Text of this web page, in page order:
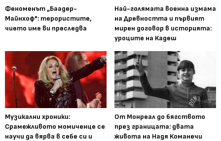
Феноменът „Баадер-
Майнхоф": терористите,
чието име ви преследва
Най-голямата военна измама
на Древността и първият
мирен договор в историята:
уроците на Кадеш
Музикални хроники:
Срамежливото момиченце се
научи да вярва в себе си и
От Монреал до бягството
през границата: двата
живота на Надя Команечи